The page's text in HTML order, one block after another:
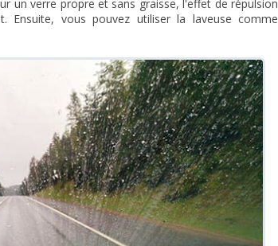
un verre propre et sans graisse, l'effet de répulsion
Ensuite, vous pouvez utiliser la laveuse comme